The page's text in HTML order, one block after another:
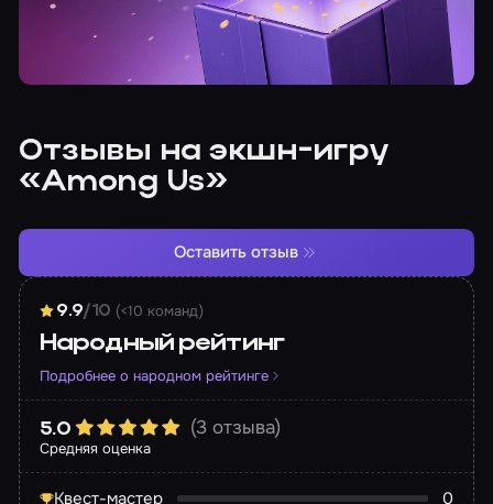
Отзывы на экшн-игру
«Among Us»
9.9/10 (<10 команд)
Народный рейтинг
Подробнее о народном рейтинге
Средняя оценка
5.0 (3 отзыва)
Квест-мастер
0
Оставить отзыв